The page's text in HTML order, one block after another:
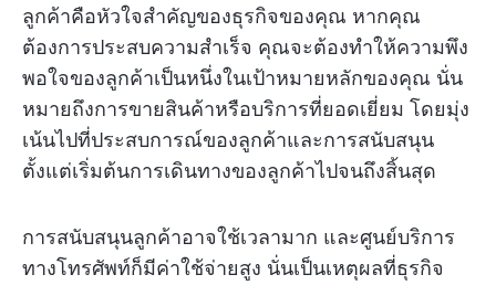
ลูกค้าคือหัวใจสำคัญของธุรกิจของคุณ หากคุณ
ต้องการประสบความสำเร็จ คุณจะต้องทำให้ความพึง
พอใจของลูกค้าเป็นหนึ่งในเป้าหมายหลักของคุณ นั่น
หมายถึงการขายสินค้าหรือบริการที่ยอดเยี่ยม โดยมุ่ง
เน้นไปที่ประสบการณ์ของลูกค้าและการสนับสนุน
ตั้งแต่เริ่มต้นการเดินทางของลูกค้าไปจนถึงสิ้นสุด
การสนับสนุนลูกค้าอาจใช้เวลามาก และศูนย์บริการ
ทางโทรศัพท์ก็มีค่าใช้จ่ายสูง นั่นเป็นเหตุผลที่ธุรกิจ